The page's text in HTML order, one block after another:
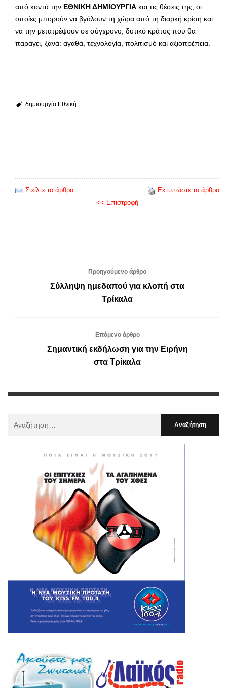
από κοντά την ΕΘΝΙΚΗ ΔΗΜΙΟΥΡΓΙΑ και τις θέσεις της, οι
οποίες μπορούν να βγάλουν τη χώρα από τη διαρκή κρίση και
να την μετατρέψουν σε σύγχρονο, δυτικό κράτος που θα
παράγει, ξανά: αγαθά, τεχνολογία, πολιτισμό και αξιοπρέπεια.
δημιουργία Εθνική
Στείλτε το άρθρο
Εκτυπώστε το άρθρο
<< Επιστροφή
Προηγούμενο άρθρο
Σύλληψη ημεδαπού για κλοπή στα
Τρίκαλα
Επόμενο άρθρο
Σημαντική εκδήλωση για την Ειρήνη
στα Τρίκαλα
: